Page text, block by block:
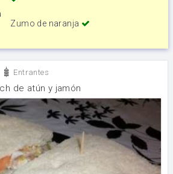
Zumo de naranja
Entrantes
de atún y jamón